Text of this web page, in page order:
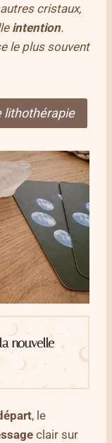
cristaux,
intention.
le plus souvent
lithothérapie
nouvelle
, le
clair sur